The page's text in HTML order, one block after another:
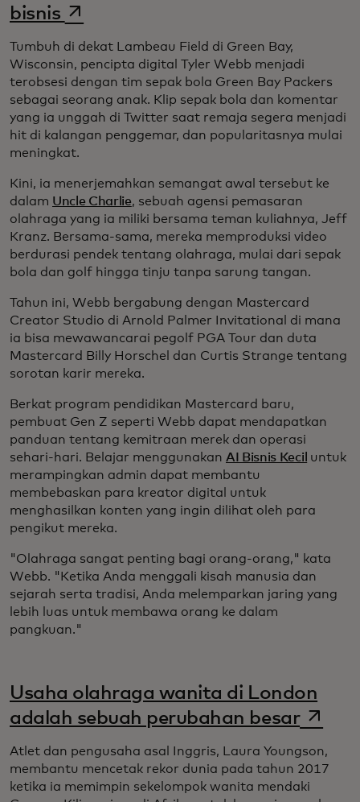
bisnis opens in a new tab
Tumbuh di dekat Lambeau Field di Green Bay,
Wisconsin, pencipta digital Tyler Webb menjadi
terobsesi dengan tim sepak bola Green Bay Packers
sebagai seorang anak. Klip sepak bola dan komentar
yang ia unggah di Twitter saat remaja segera menjadi
hit di kalangan penggemar, dan popularitasnya mulai
meningkat.
Kini, ia menerjemahkan semangat awal tersebut ke
dalam Uncle Charlie, sebuah agensi pemasaran
olahraga yang ia miliki bersama teman kuliahnya, Jeff
Kranz. Bersama-sama, mereka memproduksi video
berdurasi pendek tentang olahraga, mulai dari sepak
bola dan golf hingga tinju tanpa sarung tangan.
Tahun ini, Webb bergabung dengan Mastercard
Creator Studio di Arnold Palmer Invitational di mana
ia bisa mewawancarai pegolf PGA Tour dan duta
Mastercard Billy Horschel dan Curtis Strange tentang
sorotan karir mereka.
Berkat program pendidikan Mastercard baru,
pembuat Gen Z seperti Webb dapat mendapatkan
panduan tentang kemitraan merek dan operasi
sehari-hari. Belajar menggunakan AI Bisnis Kecil untuk
merampingkan admin dapat membantu
membebaskan para kreator digital untuk
menghasilkan konten yang ingin dilihat oleh para
pengikut mereka.
"Olahraga sangat penting bagi orang-orang," kata
Webb. "Ketika Anda menggali kisah manusia dan
sejarah serta tradisi, Anda melemparkan jaring yang
lebih luas untuk membawa orang ke dalam
pangkuan."
Usaha olahraga wanita di London
adalah sebuah perubahan besaropens
Atlet dan pengusaha asal Inggris, Laura Youngson,
membantu mencetak rekor dunia pada tahun 2017
ketika ia memimpin sekelompok wanita mendaki